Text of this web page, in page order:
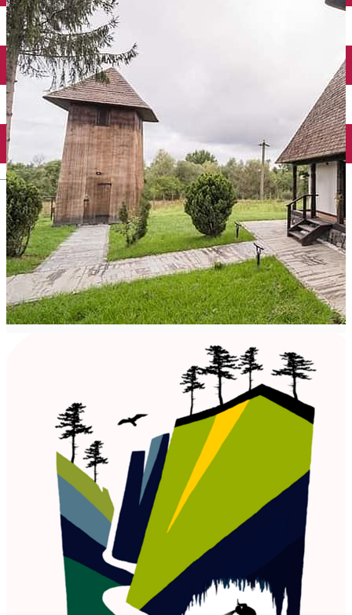
English